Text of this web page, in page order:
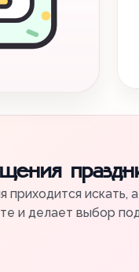
искать,
и делает выбор